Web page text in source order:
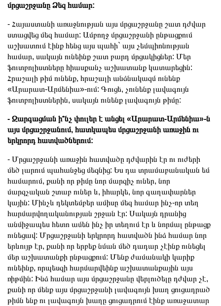
մրցաշրջանը Ձեզ համար:
- Հայաստանի առաջնության այս մրցաշրջանը շատ դժվար
ստացվեց մեզ համար: Ամբողջ մրցաշրջանի ընթացքում
աշխատում էինք հենց այս պահի` այս չեմպիոնության
համար, սակայն ունեինք շատ բարդ մրցակիցներ: Մեր
ֆուտբոլիստները հիասքանչ աշխատանք կատարեցին:
Հրաշալի թիմ ունենք, հրաշալի անձնակազմ ունենք
«Արարատ-Արմենիա»-ում: Գուցե, չունենք լավագույն
ֆուտբոլիստներին, սակայն ունենք լավագույն թիմը:
- Զարգացման ի՞նչ փուլեր է անցել «Արարատ-Արմենիա»-ն
այս մրցաշրջանում, հատկապես մրցաշրջանի առաջին ու
երկրորդ հատվածներում:
- Մրցաշրջանի առաջին հատվածը դժվարին էր ու ուժերի
մեծ լարում պահանջեց մեզնից: Ես դա տրամաբանական եմ
համարում, քանի որ թիմը նոր մարզիչ ուներ, նոր
մարզչական շտաբ ուներ և, իհարկե, նոր գաղափարներ
կային: Մինչև դեկտեմբեր ամիսը մեզ համար ինչ-որ տեղ
հարմարվողականության շրջան էր: Սակայն դրանից
անմիջապես հետո ամեն ինչ իր տեղում էր և նորմալ ընթացք
ունեցավ: Մրցաշրջանի երկրորդ հատվածն ինձ համար նոր
երևույթ էր, քանի որ երբեք նման մեծ դադար չէինք ունեցել
մեր աշխատանքի ընթացքում: Մենք ժամանակի կարիք
ունեինք, որպեսզի հարմարվեինք աշխատանքային այս
ռիթմին: Ինձ համար այս մրցաշրջանը վերլուծելը դժվար չէ,
քանի որ մենք այս մրցաշրջանի լավագույն խաղ ցուցադրած
թիմն ենք ու լավագույն խաղը ցուցադրում էինք առաջատար